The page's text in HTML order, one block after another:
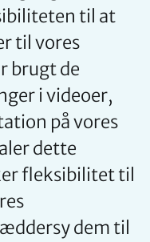
til at
til vores
brugt de
i videoer,
på vores
dette
fleksibilitet til
dem til